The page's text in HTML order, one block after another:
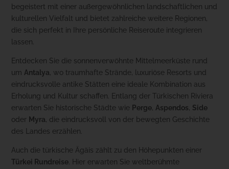
begeistert mit einer außergewöhnlichen landschaftlichen und
kulturellen Vielfalt und bietet zahlreiche weitere Regionen,
die sich perfekt in Ihre persönliche Reiseroute integrieren
lassen.
Entdecken Sie die sonnenverwöhnte Mittelmeerküste rund
um Antalya, wo traumhafte Strände, luxuriöse Resorts und
eindrucksvolle antike Stätten eine ideale Kombination aus
Erholung und Kultur schaffen. Entlang der Türkischen Riviera
erwarten Sie historische Städte wie Perge, Aspendos, Side
oder Myra, die eindrucksvoll von der bewegten Geschichte
des Landes erzählen.
Auch die türkische Ägäis zählt zu den Höhepunkten einer
Türkei Rundreise . Hier erwarten Sie weltberühmte